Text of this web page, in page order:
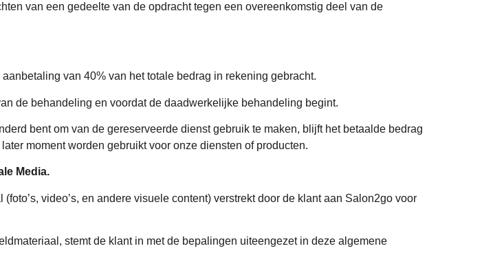
van een gedeelte van de opdracht tegen een overeenkomstig deel van de
van 40% van het totale bedrag in rekening gebracht.
de behandeling en voordat de daadwerkelijke behandeling begint.
bent om van de gereserveerde dienst gebruik te maken, blijft het betaalde bedrag
moment worden gebruikt voor onze diensten of producten.
Media.
video’s, en andere visuele content) verstrekt door de klant aan Salon2go voor
stemt de klant in met de bepalingen uiteengezet in deze algemene